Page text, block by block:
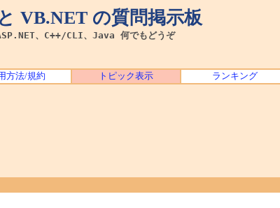
VB.NET の質問掲示板
、C++/CLI、Java 何でもどうぞ
方法/規約 トピック表示 ランキング